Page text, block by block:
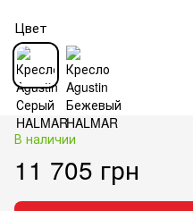
Цвет
В наличии
11 705 грн